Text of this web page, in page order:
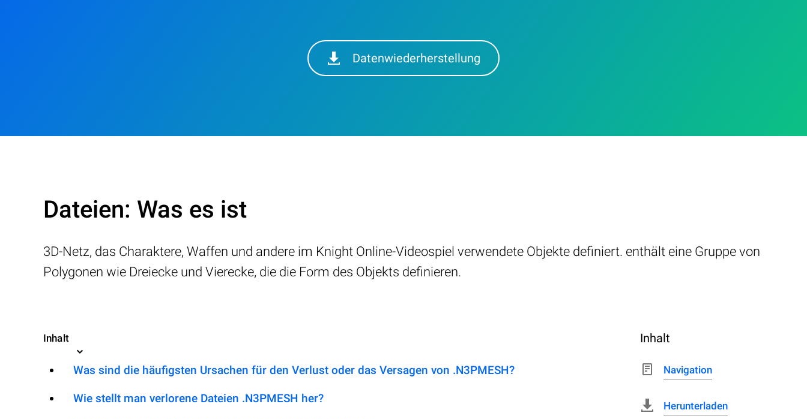
Datenwiederherstellung
Dateien: Was es ist
3D-Netz, das Charaktere, Waffen und andere im Knight Online-Videospiel verwendete Objekte definiert. enthält eine Gruppe von
Polygonen wie Dreiecke und Vierecke, die die Form des Objekts definieren.
Inhalt
Was sind die häufigsten Ursachen für den Verlust oder das Versagen von .N3PMESH?
Wie stellt man verlorene Dateien .N3PMESH her?
Inhalt
Navigation
Herunterladen